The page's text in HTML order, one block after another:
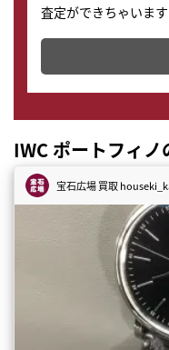
査定ができちゃいま
どこからでもすぐに
IWC ポートフィ
宝石広場 買取